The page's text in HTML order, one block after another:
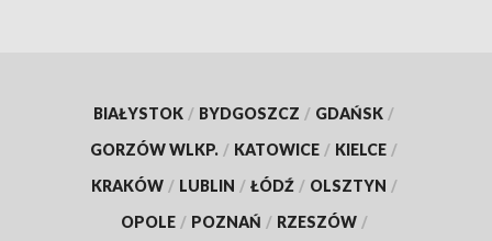
BIAŁYSTOK / BYDGOSZCZ / GDAŃSK /
GORZÓW WLKP. / KATOWICE / KIELCE /
KRAKÓW / LUBLIN / ŁÓDŹ / OLSZTYN /
OPOLE / POZNAŃ / RZESZÓW /